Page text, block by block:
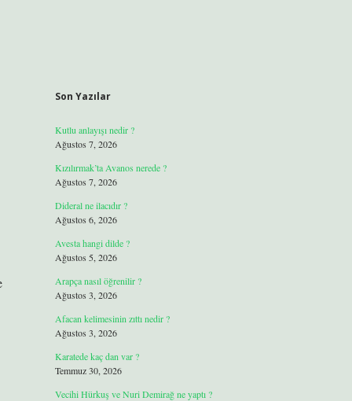
Son Yazılar
Kutlu anlayışı nedir ?
Ağustos 7, 2026
Kızılırmak’ta Avanos nerede ?
Ağustos 7, 2026
Dideral ne ilacıdır ?
Ağustos 6, 2026
Avesta hangi dilde ?
Ağustos 5, 2026
Arapça nasıl öğrenilir ?
Ağustos 3, 2026
Afacan kelimesinin zıttı nedir ?
Ağustos 3, 2026
Karatede kaç dan var ?
Temmuz 30, 2026
Vecihi Hürkuş ve Nuri Demirağ ne yaptı ?